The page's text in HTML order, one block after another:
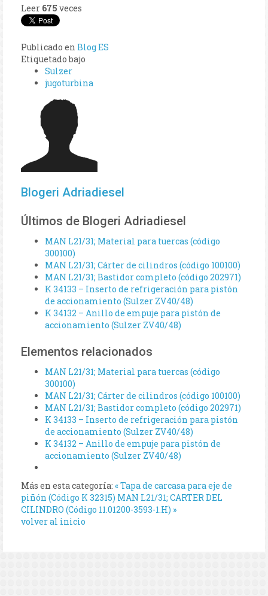
Leer 675 veces
Publicado en Blog ES
Etiquetado bajo
Sulzer
jugoturbina
Blogeri Adriadiesel
Últimos de Blogeri Adriadiesel
MAN L21/31; Material para tuercas (código
300100)
MAN L21/31; Cárter de cilindros (código 100100)
MAN L21/31; Bastidor completo (código 202971)
K 34133 – Inserto de refrigeración para pistón
de accionamiento (Sulzer ZV40/48)
K 34132 – Anillo de empuje para pistón de
accionamiento (Sulzer ZV40/48)
Elementos relacionados
MAN L21/31; Material para tuercas (código
300100)
MAN L21/31; Cárter de cilindros (código 100100)
MAN L21/31; Bastidor completo (código 202971)
K 34133 – Inserto de refrigeración para pistón
de accionamiento (Sulzer ZV40/48)
K 34132 – Anillo de empuje para pistón de
accionamiento (Sulzer ZV40/48)
Más en esta categoría: « Tapa de carcasa para eje de
piñón (Código K 32315) MAN L21/31; CARTER DEL
CILINDRO (Código 11.01200-3593-1.H) »
volver al inicio